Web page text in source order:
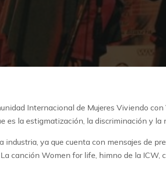
Internacional de Mujeres Viviendo
es la estigmatización, la discriminación y la
industria, ya que cuenta con mensajes de
canción Women for life, himno de la ICW,